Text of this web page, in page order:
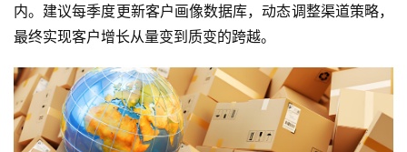
内。建议每季度更新客户画像数据库，动态调整渠道策略，
最终实现客户增长从量变到质变的跨越。